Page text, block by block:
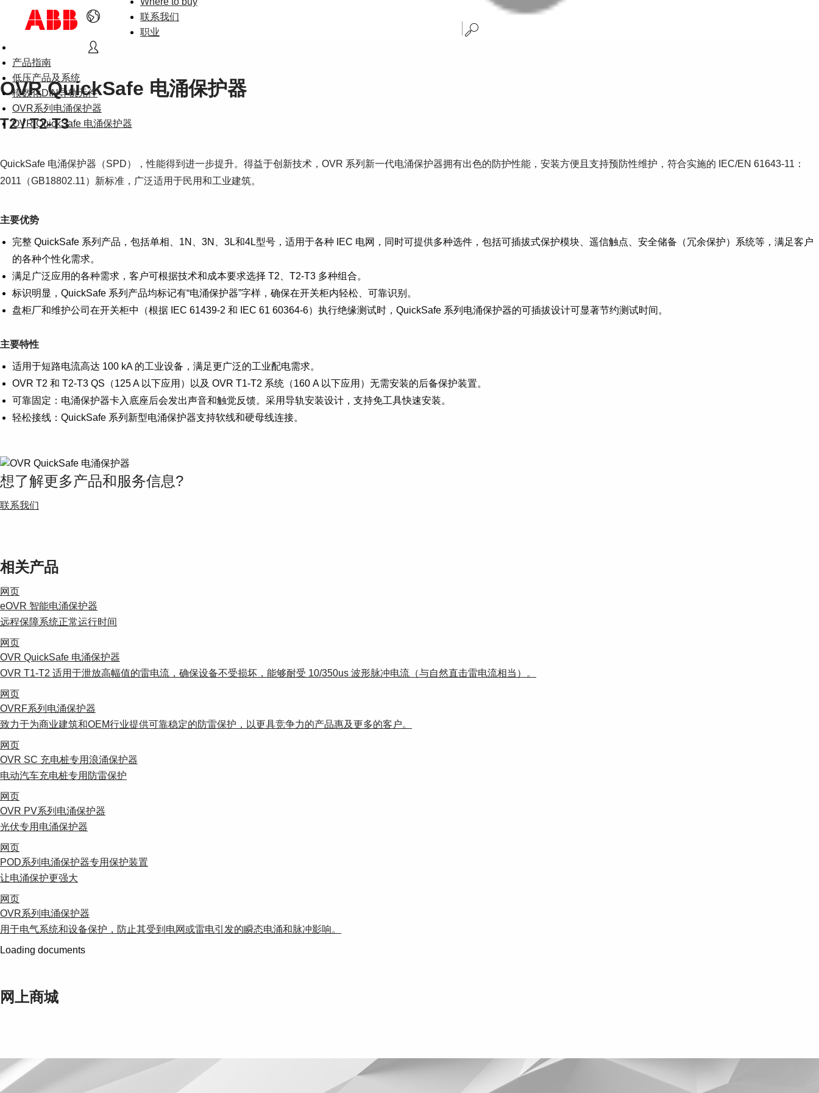
联系我们
职业
产品指南
低压产品及系统
模数化DIN导轨元件
OVR系列电涌保护器
OVR QuickSafe 电涌保护器
OVR QuickSafe 电涌保护器
T2 / T2-T3
QuickSafe 电涌保护器（SPD），性能得到进一步提升。得益于创新技术，OVR 系列新一代电涌保护器拥有出色的防护性能，安装方便且支持预防性维护，符合实施的 IEC/EN 61643-11：
2011（GB18802.11）新标准，广泛适用于民用和工业建筑。
主要优势
完整 QuickSafe 系列产品，包括单相、1N、3N、3L和4L型号，适用于各种 IEC 电网，同时可提供多种选件，包括可插拔式保护模块、遥信触点、安全储备（冗余保护）系统等，满足客户
的各种个性化需求。
满足广泛应用的各种需求，客户可根据技术和成本要求选择 T2、T2-T3 多种组合。
标识明显，QuickSafe 系列产品均标记有“电涌保护器”字样，确保在开关柜内轻松、可靠识别。
盘柜厂和维护公司在开关柜中（根据 IEC 61439-2 和 IEC 61 60364-6）执行绝缘测试时，QuickSafe 系列电涌保护器的可插拔设计可显著节约测试时间。
主要特性
适用于短路电流高达 100 kA 的工业设备，满足更广泛的工业配电需求。
OVR T2 和 T2-T3 QS（125 A 以下应用）以及 OVR T1-T2 系统（160 A 以下应用）无需安装的后备保护装置。
可靠固定：电涌保护器卡入底座后会发出声音和触觉反馈。采用导轨安装设计，支持免工具快速安装。
轻松接线：QuickSafe 系列新型电涌保护器支持软线和硬母线连接。
想了解更多产品和服务信息?
联系我们
相关产品
网页
eOVR 智能电涌保护器
远程保障系统正常运行时间
网页
OVR QuickSafe 电涌保护器
OVR T1-T2 适用于泄放高幅值的雷电流，确保设备不受损坏，能够耐受 10/350us 波形脉冲电流（与自然直击雷电流相当）。
网页
OVRF系列电涌保护器
致力于为商业建筑和OEM行业提供可靠稳定的防雷保护，以更具竞争力的产品惠及更多的客户。
网页
OVR SC 充电桩专用浪涌保护器
电动汽车充电桩专用防雷保护
网页
OVR PV系列电涌保护器
光伏专用电涌保护器
网页
POD系列电涌保护器专用保护装置
让电涌保护更强大
网页
OVR系列电涌保护器
用于电气系统和设备保护，防止其受到电网或雷电引发的瞬态电涌和脉冲影响。
Loading documents
网上商城